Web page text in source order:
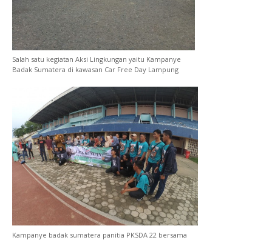
Salah satu kegiatan Aksi Lingkungan yaitu Kampanye
Badak Sumatera di kawasan Car Free Day Lampung
Kampanye badak sumatera panitia PKSDA 22 bersama